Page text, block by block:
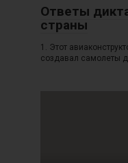
Ответы
страны
1. Этот
создавал самолеты